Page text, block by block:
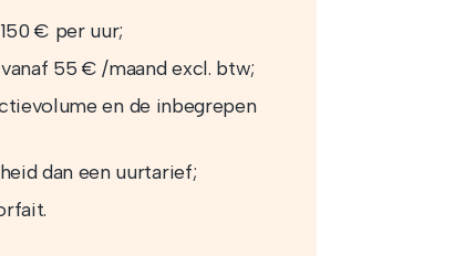
€ per uur;
55 € /maand excl. btw;
en de inbegrepen
dan een uurtarief;